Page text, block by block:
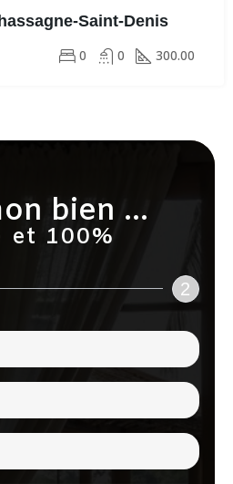
Saint-Denis
0 0 300.00
bien ...
et 100%
2